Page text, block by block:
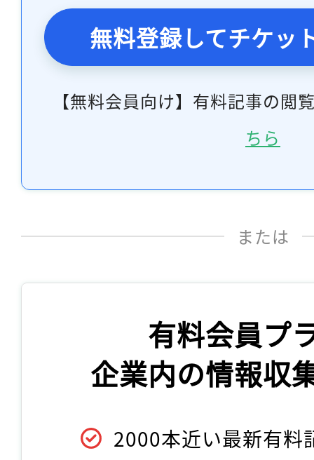
無料登録してチケッ
【無料会員向け】有料記事の閲
ちら
または
有料会員プ
企業内の情報収
2000本近い最新有料